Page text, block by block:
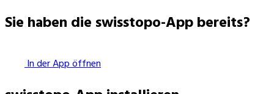
Sie haben die swisstopo-App bereits?
In der App öffnen